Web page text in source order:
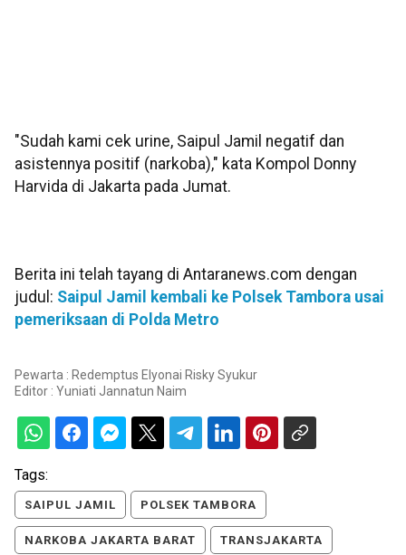
"Sudah kami cek urine, Saipul Jamil negatif dan
asistennya positif (narkoba)," kata Kompol Donny
Harvida di Jakarta pada Jumat.
Berita ini telah tayang di Antaranews.com dengan
judul: Saipul Jamil kembali ke Polsek Tambora usai
pemeriksaan di Polda Metro
Pewarta : Redemptus Elyonai Risky Syukur
Editor : Yuniati Jannatun Naim
Tags:
SAIPUL JAMIL POLSEK TAMBORA
NARKOBA JAKARTA BARAT TRANSJAKARTA